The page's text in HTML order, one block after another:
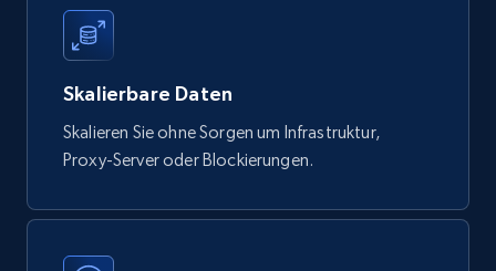
eCommerce
mercadolivre.com.br products
URL, Product id, Title, Breadcrumbs, Category,
Skalierbare Daten
Skalieren Sie ohne Sorgen um Infrastruktur,
Proxy-Server oder Blockierungen.